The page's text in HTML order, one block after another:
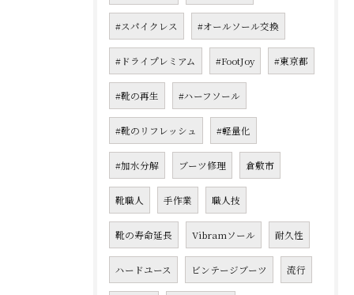
#スパイクレス #オールソール交換
#ドライプレミアム #FootJoy #東京都
#靴の再生 #ハーフソール
#靴のリフレッシュ #軽量化
#加水分解 ブーツ修理 倉敷市
靴職人 手作業 職人技
靴の寿命延長 Vibramソール 耐久性
ハードユース ビンテージブーツ 流行